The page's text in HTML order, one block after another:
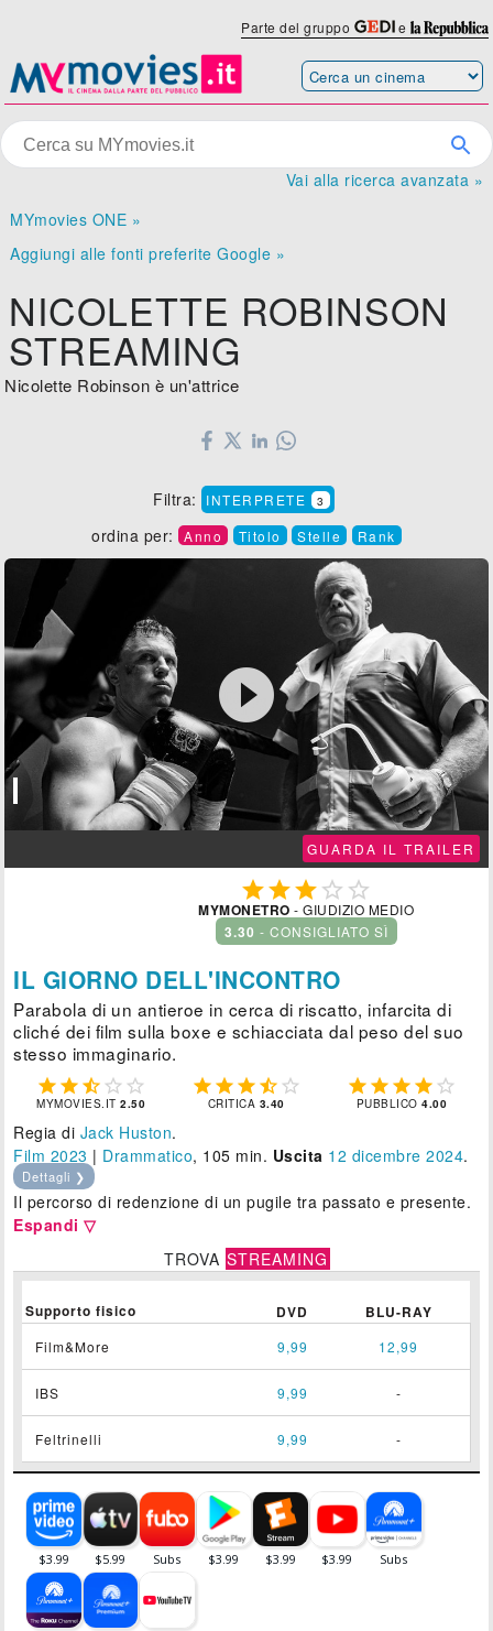
Parte del gruppo e
Vai alla ricerca avanzata »
MYmovies ONE »
Aggiungi alle fonti preferite Google »
NICOLETTE ROBINSON
STREAMING
Nicolette Robinson è un'attrice
Filtra: INTERPRETE 3
ordina per: Anno Titolo Stelle Rank

GUARDA IL TRAILER
  
MYMONETRO - GIUDIZIO MEDIO
3.30 - CONSIGLIATO SÌ
IL GIORNO DELL'INCONTRO
Parabola di un antieroe in cerca di riscatto, infarcita di
cliché dei film sulla boxe e schiacciata dal peso del suo
stesso immaginario.
    
MYMOVIES.IT2.50
    
CRITICA 3.40
    
PUBBLICO4.00
Regia di Jack Huston.
Film 2023 | Drammatico, 105 min. Uscita 12 dicembre 2024.
Dettagli ❯
Il percorso di redenzione di un pugile tra passato e presente.
Espandi ▽
TROVA STREAMING
Supporto fisico DVD BLU-RAY
Film&More 9,99 12,99
IBS 9,99 -
Feltrinelli 9,99 -